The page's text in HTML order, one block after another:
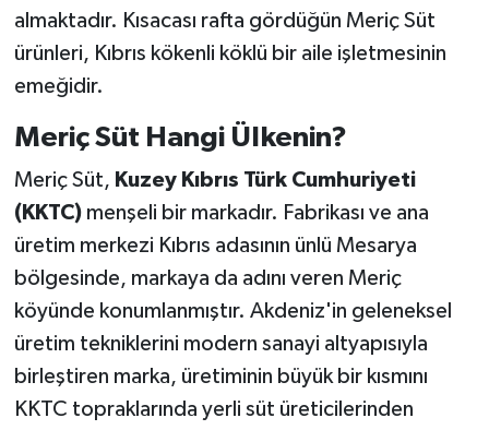
almaktadır. Kısacası rafta gördüğün Meriç Süt
ürünleri, Kıbrıs kökenli köklü bir aile işletmesinin
emeğidir.
Meriç Süt Hangi Ülkenin?
Meriç Süt, Kuzey Kıbrıs Türk Cumhuriyeti
(KKTC)menşeli bir markadır. Fabrikası ve ana
üretim merkezi Kıbrıs adasının ünlü Mesarya
bölgesinde, markaya da adını veren Meriç
köyünde konumlanmıştır. Akdeniz'in geleneksel
üretim tekniklerini modern sanayi altyapısıyla
birleştiren marka, üretiminin büyük bir kısmını
KKTC topraklarında yerli süt üreticilerinden